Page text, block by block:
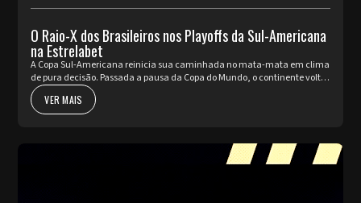
O Raio-X dos Brasileiros nos Playoffs da Sul-Americana
na Estrelabet
A Copa Sul-Americana reinicia sua caminhada no mata-mata em clima
de pura decisão. Passada a pausa da Copa do Mundo, o continente volta
a pulsar com as partidas de ida da fase de Playoffs. Quatro rep...
VER MAIS